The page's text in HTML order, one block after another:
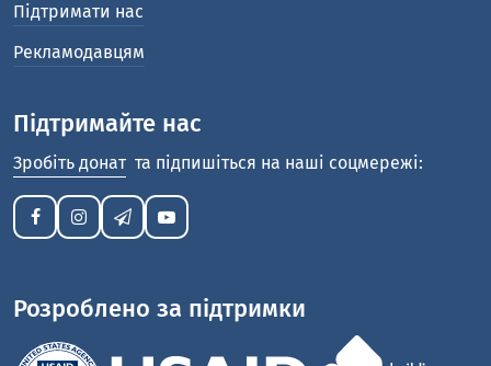
Підтримати нас
Рекламодавцям
Підтримайте нас
Зробіть донат та підпишіться на наші соцмережі:
Розроблено за підтримки